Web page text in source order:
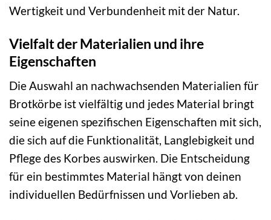
Wertigkeit und Verbundenheit mit der Natur.
Vielfalt der Materialien und ihre
Eigenschaften
Die Auswahl an nachwachsenden Materialien für
Brotkörbe ist vielfältig und jedes Material bringt
seine eigenen spezifischen Eigenschaften mit sich,
die sich auf die Funktionalität, Langlebigkeit und
Pflege des Korbes auswirken. Die Entscheidung
für ein bestimmtes Material hängt von deinen
individuellen Bedürfnissen und Vorlieben ab.